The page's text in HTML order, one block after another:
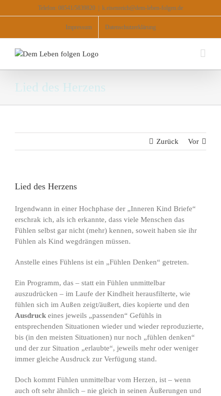
Inhalt
Telefon: 08541/5839820 k.eisenreich@dem-leben-folgen.de
Impressum Datenschutzerklärung
Lied des Herzens
Zurück Vor
Lied des Herzens
Irgendwann in einer Hochphase der „Inneren Kind Briefe“
erschrak ich, als ich erkannte, dass viele Menschen das
Fühlen selbst gar nicht (mehr) kennen, soweit haben sie ihr
Fühlen als Kind wegdrängen müssen.
Anstelle eines Fühlens ist ein „Fühlen Denken“ getreten.
Ein Programm, das – statt ein Fühlen unmittelbar
auszudrücken – im Laufe der Kindheit herausfilterte, wie
fühlen sich im Außen zeigt/äußert, dies kopierte und den
Ausdruck eines jeweils „passenden“ Gefühls in
entsprechenden Situationen wieder und wieder reproduzierte,
bis (in den meisten Situationen) nur noch „fühlen denken“
und der zur Situation „erlaubte“, jeweils mehr oder weniger
immer gleiche Ausdruck zur Verfügung stand.
Doch kommt Fühlen unmittelbar vom Herzen, ist – wenn
auch oft sehr ähnlich – nie gleich in seinen Äußerungen und